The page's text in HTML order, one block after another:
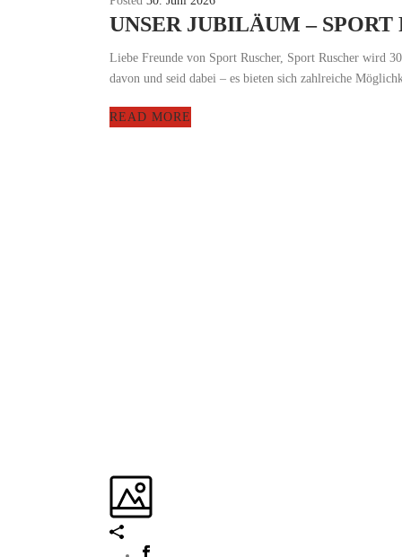
UNSER JUBILÄUM – SPORT
Liebe Freunde von Sport Ruscher, Sport Ruscher wird
davon und seid dabei – es bieten sich zahlreiche
READ MORE